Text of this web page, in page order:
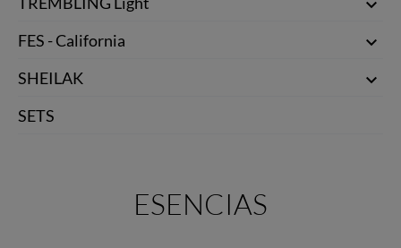

FES - California 
SHEILAK 
SETS
ESENCIAS